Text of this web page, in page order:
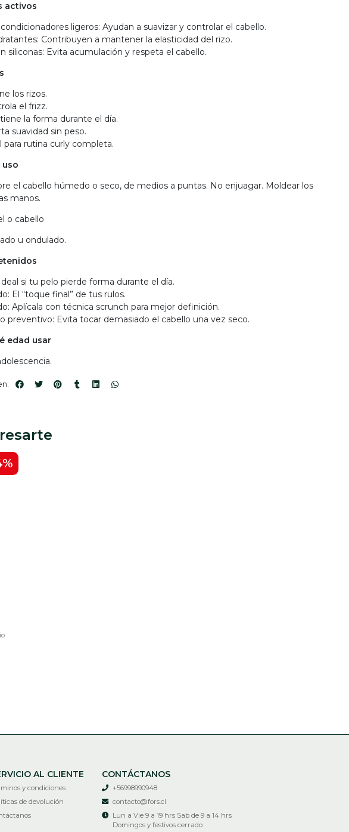
activos
ligeros: Ayudan a suavizar y controlar el cabello.
Contribuyen a mantener la elasticidad del rizo.
siliconas: Evita acumulación y respeta el cabello.
los rizos.
el frizz.
la forma durante el día.
suavidad sin peso.
para rutina curly completa.
uso
el cabello húmedo o seco, de medios a puntas. No enjuagar. Moldear los
manos.
o cabello
u ondulado.
si tu pelo pierde forma durante el día.
El “toque final” de tus rulos.
Aplícala con técnica scrunch para mejor definición.
preventivo: Evita tocar demasiado el cabello una vez seco.
edad usar
AL CLIENTE
y condiciones
de devolución
CONTÁCTANOS
+56998990948
contacto@fors.cl
Lun a Vie 9 a 19 hrs Sab de 9 a 14 hrs
Domingos y festivos cerrado